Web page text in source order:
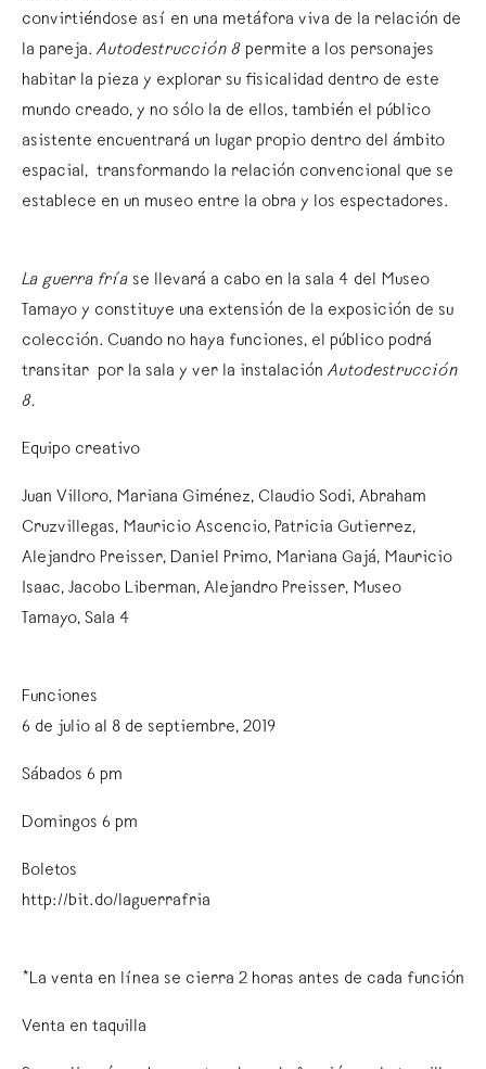
convirtiéndose así en una metáfora viva de la relación de
la pareja. Autodestrucción 8 permite a los personajes
habitar la pieza y explorar su fisicalidad dentro de este
mundo creado, y no sólo la de ellos, también el público
asistente encuentrará un lugar propio dentro del ámbito
espacial, transformando la relación convencional que se
establece en un museo entre la obra y los espectadores.
La guerra fría se llevará a cabo en la sala 4 del Museo
Tamayo y constituye una extensión de la exposición de su
colección. Cuando no haya funciones, el público podrá
transitar por la sala y ver la instalación Autodestrucción
8.
Equipo creativo
Juan Villoro, Mariana Giménez, Claudio Sodi, Abraham
Cruzvillegas, Mauricio Ascencio, Patricia Gutierrez,
Alejandro Preisser, Daniel Primo, Mariana Gajá, Mauricio
Isaac, Jacobo Liberman, Alejandro Preisser, Museo
Tamayo, Sala 4
Funciones
6 de julio al 8 de septiembre, 2019
Sábados 6 pm
Domingos 6 pm
Boletos
http://bit.do/laguerrafria
*La venta en línea se cierra 2 horas antes de cada función
Venta en taquilla